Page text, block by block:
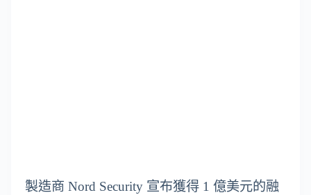
製造商 Nord Security 宣布獲得 1 億美元的融